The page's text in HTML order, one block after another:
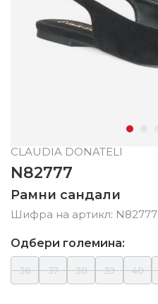
CLAUDIA DONATELI
N82777
Рамни сандали
Шифра на артикл: N82777
Одбери големина:
36 37 38 39 40